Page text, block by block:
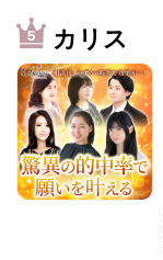
カリス